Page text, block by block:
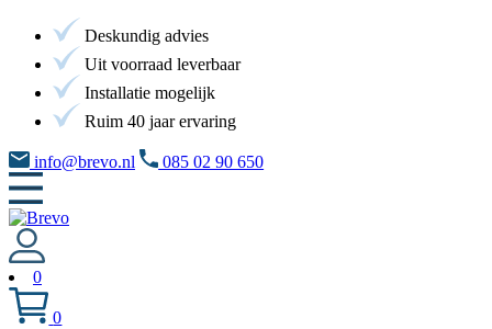
Deskundig advies
Uit voorraad leverbaar
Installatie mogelijk
Ruim 40 jaar ervaring
info@brevo.nl 085 02 90 650
0
0